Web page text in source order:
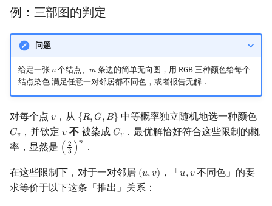
DP 优化
其它 DP 方法
后缀树
Manacher
回文树
序列自动机
最小表示法
Main–Lorentz 算法
二次剩余
阶 & 原根
离散对数
线性规划
抽象代数
概率论
博弈论
数值算法
杨氏矩阵
二叉搜索树 & 平衡树
跳表
可持久化数据结构
树套树
K-D Tree
析合树
最小环
2-SAT
欧拉图
哈密顿图
二分图
弦图
错误率分析
例：UOJ #552 同构判定鸭
及其错误率分析
例：（*）子矩阵不同元素
个数
随机化在算法中的其他应用
例：「TJOI2015」线性代数
例：（*）随机堆
例：三部图的判定
问题
给定一张 𝑛
n个结点、𝑚
m 条边的简单无向图，用 RGB 三种颜色给每个
结点染色 满足任意一对邻居都不同色，或者报告无解．
对每个点 𝑣
v，从 {𝑅,𝐺,𝐵}
{R,G,B} 中等概率独立随机地选一种颜色
𝐶𝑣
Cv ，并钦定𝑣
v 不被染成 𝐶𝑣
Cv ．最优解恰好符合这些限制的概
率，显然是 ( 2
3 ) 𝑛
( 23 )n ．
在这些限制下，对于一对邻居 (𝑢,𝑣)
(u,v) ，「𝑢,𝑣
u,v 不同色」的要
求等价于以下这条「推出」关系：